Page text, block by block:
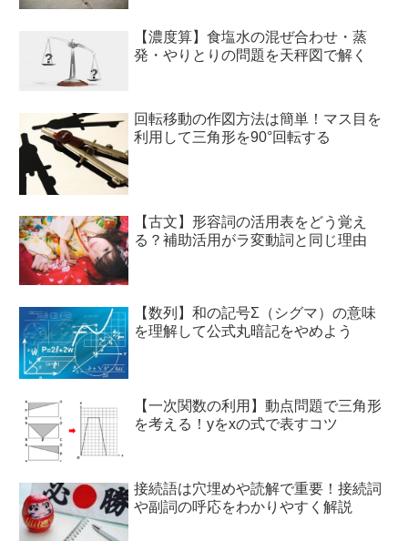
【濃度算】食塩水の混ぜ合わせ・蒸
発・やりとりの問題を天秤図で解く
回転移動の作図方法は簡単！マス目を
利用して三角形を90°回転する
【古文】形容詞の活用表をどう覚え
る？補助活用がラ変動詞と同じ理由
【数列】和の記号Σ（シグマ）の意味
を理解して公式丸暗記をやめよう
【一次関数の利用】動点問題で三角形
を考える！yをxの式で表すコツ
接続語は穴埋めや読解で重要！接続詞
や副詞の呼応をわかりやすく解説